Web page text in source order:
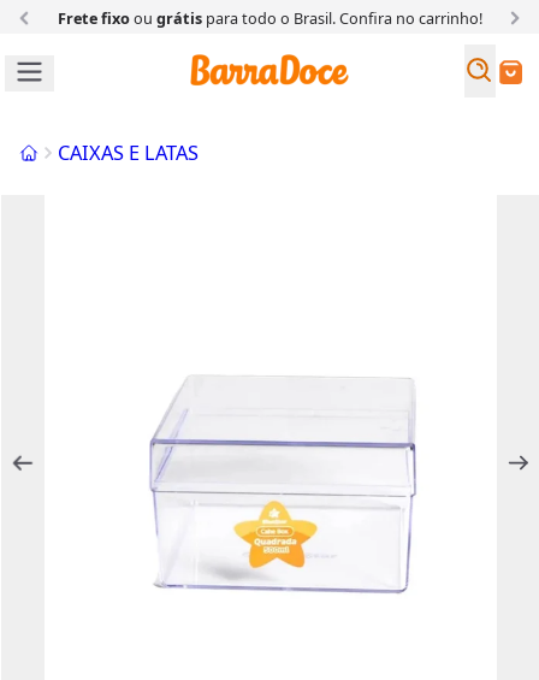
Frete fixoou grátispara todo o Brasil. Confira no carrinho!
Buscar
InícioCAIXAS E LATAS